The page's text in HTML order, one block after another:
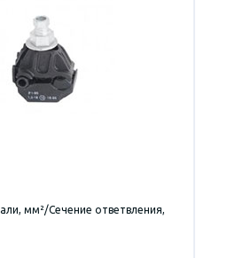
мм²/Сечение ответвления,